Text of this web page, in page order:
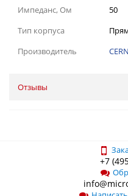
Импеданс, Ом
50
Тип корпуса
Производитель
Отзывы
+7